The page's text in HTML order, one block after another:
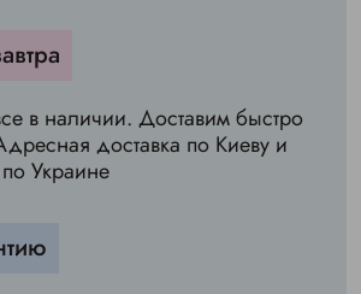
в наличии. Доставим быстро
доставка по Киеву и
Украине